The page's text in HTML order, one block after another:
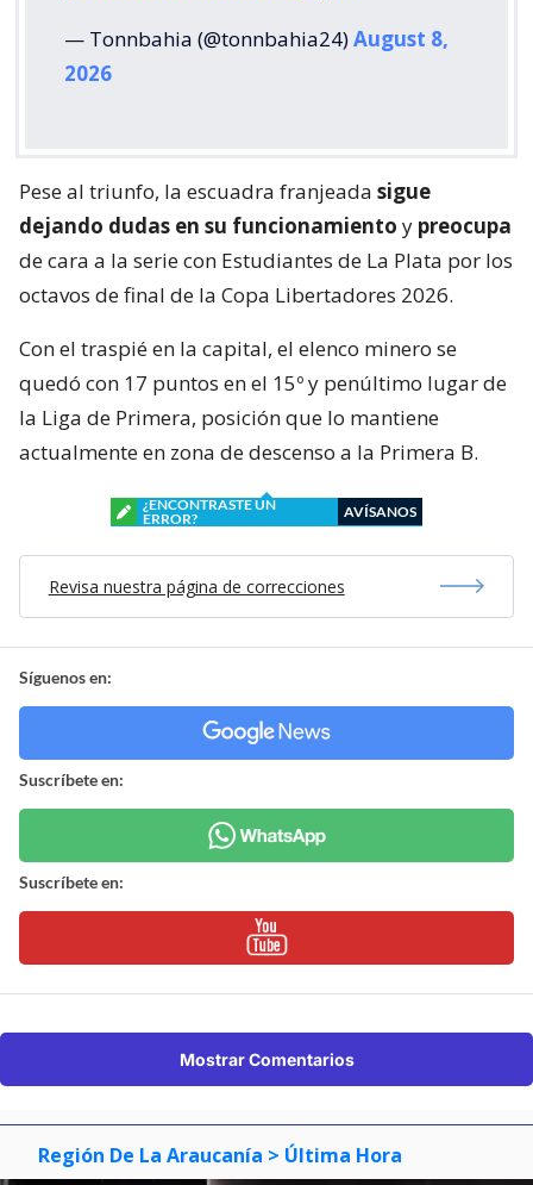
— Tonnbahia (@tonnbahia24)August 8,
2026
Pese al triunfo, la escuadra franjeada sigue
dejando dudas en su funcionamiento y preocupa
de cara a la serie con Estudiantes de La Plata por los
octavos de final de la Copa Libertadores 2026.
Con el traspié en la capital, el elenco minero se
quedó con 17 puntos en el 15º y penúltimo lugar de
la Liga de Primera, posición que lo mantiene
actualmente en zona de descenso a la Primera B.
¿ENCONTRASTE UN
ERROR?
AVÍSANOS
Revisa nuestra página de correcciones
Síguenos en:
Suscríbete en:
Suscríbete en:
Mostrar Comentarios
Región De La Araucanía > Última Hora